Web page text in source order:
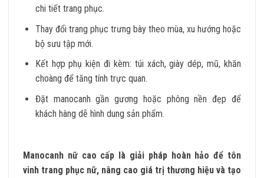
chi tiết trang phục.
Thay đổi trang phục trưng bày theo mùa, xu hướng hoặc
bộ sưu tập mới.
Kết hợp phụ kiện đi kèm: túi xách, giày dép, mũ, khăn
choàng để tăng tính trực quan.
Đặt manocanh gần gương hoặc phông nền đẹp để
khách hàng dễ hình dung sản phẩm.
Manocanh nữ cao cấp là giải pháp hoàn hảo để tôn
vinh trang phục nữ, nâng cao giá trị thương hiệu và tạo